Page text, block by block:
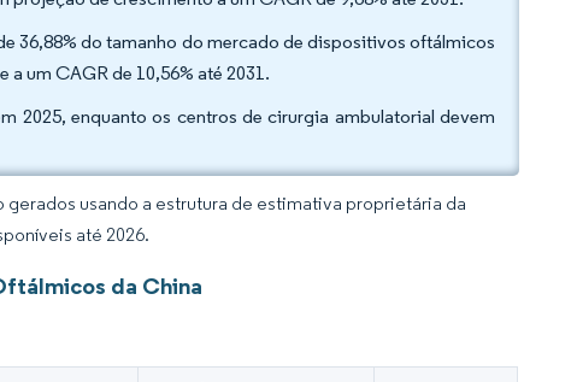
36,88% do tamanho do mercado de dispositivos oftálmicos
um CAGR de 10,56% até 2031.
2025, enquanto os centros de cirurgia ambulatorial devem
usando a estrutura de estimativa proprietária da
até 2026.
da China